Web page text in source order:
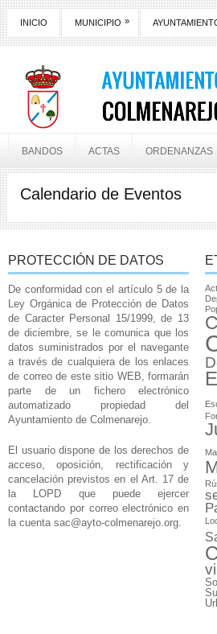
INICIO MUNICIPIO »
BANDOS ACTAS ORDENANZAS
Calendario de Eventos
PROTECCIÓN DE DATOS
De conformidad con el artículo 5 de la
Ley Orgánica de Protección de Datos
de Caracter Personal 15/1999, de 13
de diciembre, se le comunica que los
datos suministrados por el navegante
a través de cualquiera de los enlaces
de correo de este sitio WEB, formarán
parte de un fichero electrónico
automatizado propiedad del
Ayuntamiento de Colmenarejo.
El usuario dispone de los derechos de
acceso, oposición, rectificación y
cancelación previstos en el Art. 17 de
la LOPD que puede ejercer
contactando por correo electrónico en
la cuenta sac@ayto-colmenarejo.org.